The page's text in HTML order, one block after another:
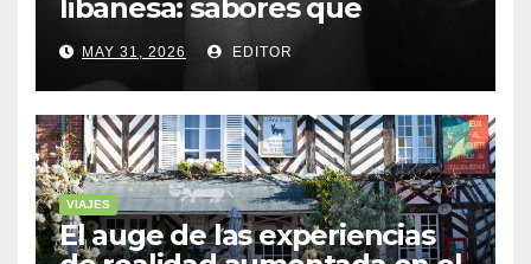
libanesa: sabores que
cuentan historias
MAY 31, 2026 EDITOR
VIAJES
El auge de las experiencias